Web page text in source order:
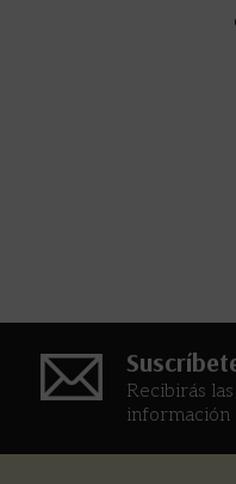
Recibirás
información